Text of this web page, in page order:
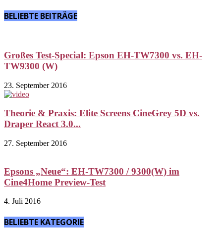
BELIEBTE BEITRÄGE
Großes Test-Special: Epson EH-TW7300 vs. EH-
TW9300 (W)
23. September 2016
Theorie & Praxis: Elite Screens CineGrey 5D vs.
Draper React 3.0...
27. September 2016
Epsons „Neue“: EH-TW7300 / 9300(W) im
Cine4Home Preview-Test
4. Juli 2016
BELIEBTE KATEGORIE